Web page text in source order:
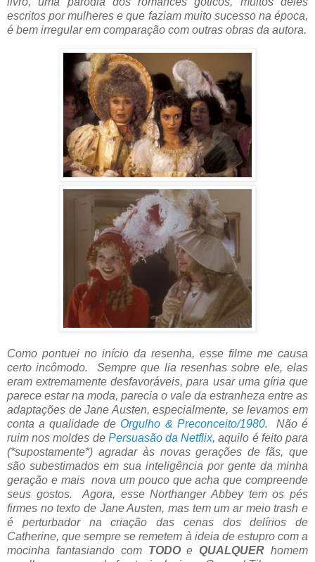
escritos por mulheres e que faziam muito sucesso na época,
é bem irregular em comparação com outras obras da autora.
Como pontuei no início da resenha, esse filme me causa
certo incômodo. Sempre que lia resenhas sobre ele, elas
eram extremamente desfavoráveis, para usar uma gíria que
parece estar na moda, parecia o vale da estranheza entre as
adaptações de Jane Austen, especialmente, se levamos em
conta a qualidade de Orgulho & Preconceito/1980. Não é
ruim nos moldes de Persuasão da Netflix, aquilo é feito para
(*supostamente*) agradar às novas gerações de fãs, que
são subestimados em sua inteligência por gente da minha
geração e mais nova um pouco que acha que compreende
seus gostos. Agora, esse Northanger Abbey tem os pés
firmes no texto de Jane Austen, mas tem um ar meio trash e
é perturbador na criação das cenas dos delírios de
Catherine, que sempre se remetem à ideia de estupro com a
mocinha fantasiando com TODOeQUALQUER homem